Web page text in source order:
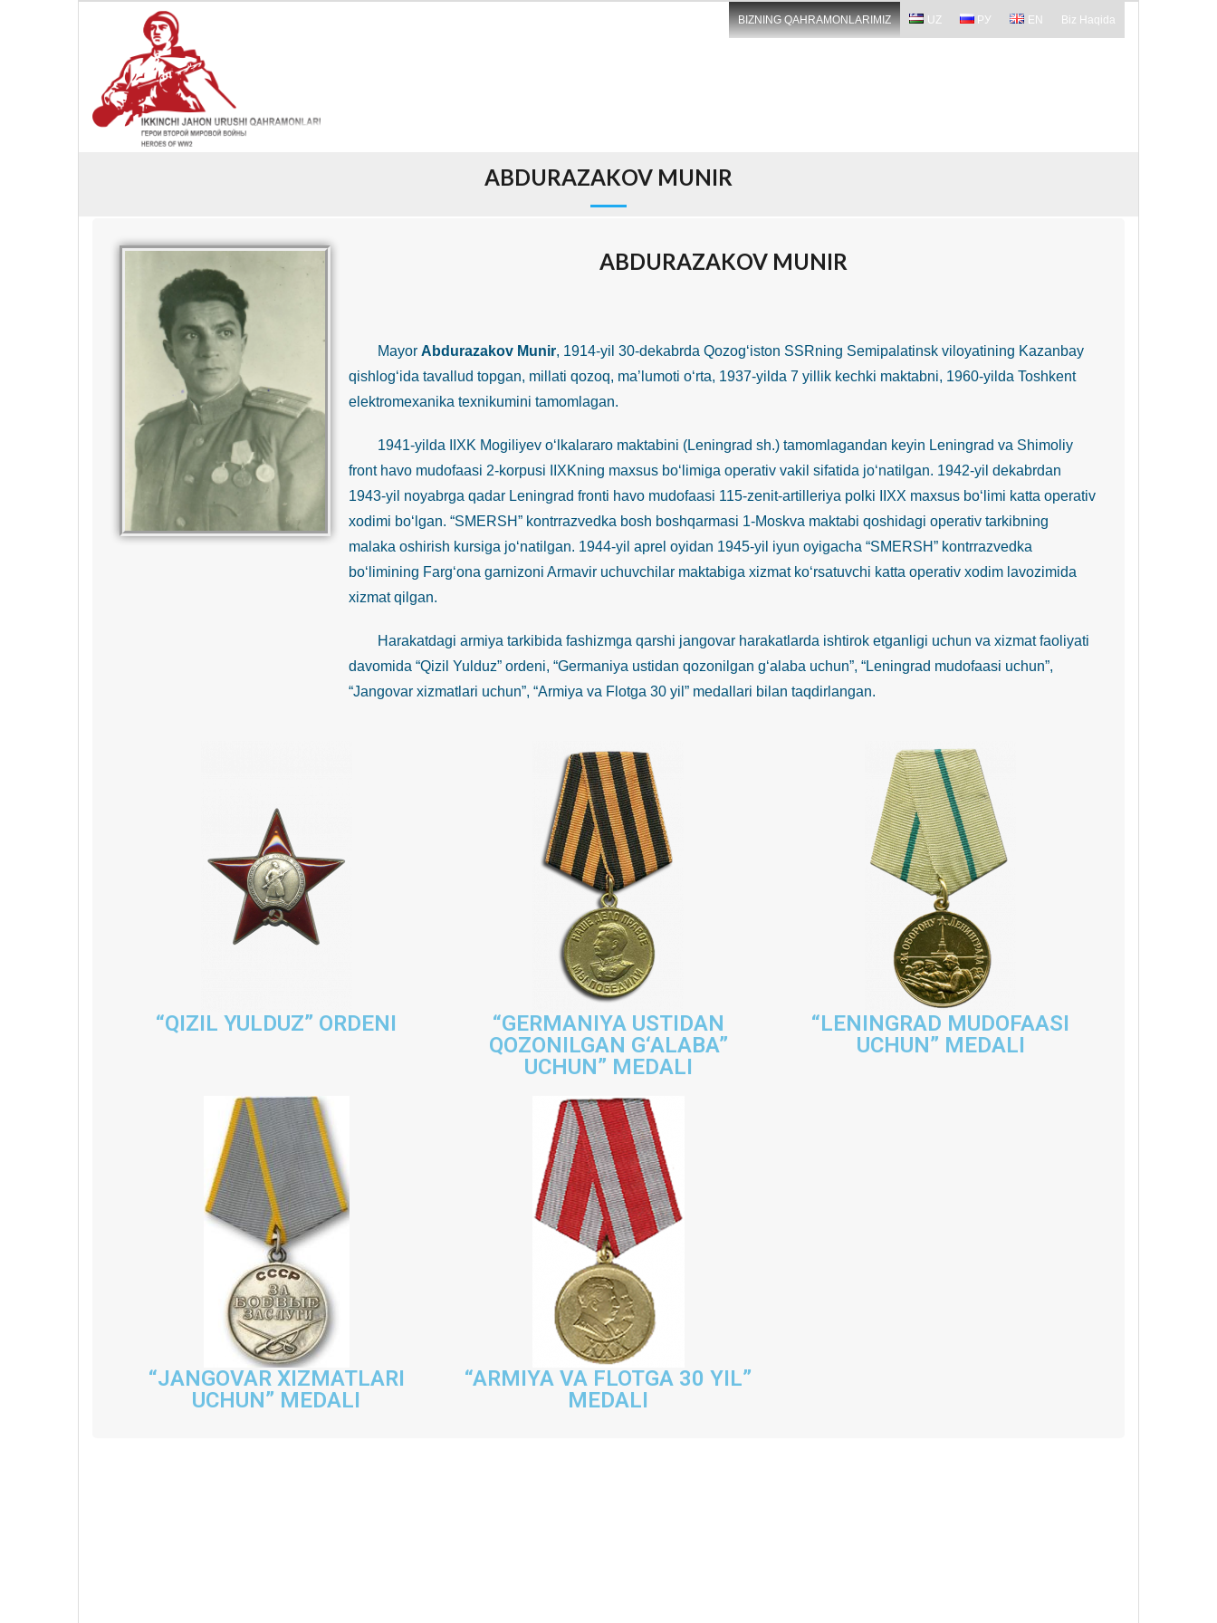
BIZNING QAHRAMONLARIMIZ UZ РУ EN Biz Haqida
ABDURAZAKOV MUNIR
ABDURAZAKOV MUNIR
Mayor Abdurazakov Munir, 1914-yil 30-dekabrda Qozog‘iston SSRning Semipalatinsk viloyatining Kazanbay
qishlog‘ida tavallud topgan, millati qozoq, ma’lumoti o‘rta, 1937-yilda 7 yillik kechki maktabni, 1960-yilda Toshkent
elektromexanika texnikumini tamomlagan.
1941-yilda IIXK Mogiliyev o‘lkalararo maktabini (Leningrad sh.) tamomlagandan keyin Leningrad va Shimoliy
front havo mudofaasi 2-korpusi IIXKning maxsus bo‘limiga operativ vakil sifatida jo‘natilgan. 1942-yil dekabrdan
1943-yil noyabrga qadar Leningrad fronti havo mudofaasi 115-zenit-artilleriya polki IIXX maxsus bo‘limi katta operativ
xodimi bo‘lgan. “SMERSH” kontrrazvedka bosh boshqarmasi 1-Moskva maktabi qoshidagi operativ tarkibning
malaka oshirish kursiga jo‘natilgan. 1944-yil aprel oyidan 1945-yil iyun oyigacha “SMERSH” kontrrazvedka
bo‘limining Farg‘ona garnizoni Armavir uchuvchilar maktabiga xizmat ko‘rsatuvchi katta operativ xodim lavozimida
xizmat qilgan.
Harakatdagi armiya tarkibida fashizmga qarshi jangovar harakatlarda ishtirok etganligi uchun va xizmat faoliyati
davomida “Qizil Yulduz” ordeni, “Germaniya ustidan qozonilgan g‘alaba uchun”, “Leningrad mudofaasi uchun”,
“Jangovar xizmatlari uchun”, “Armiya va Flotga 30 yil” medallari bilan taqdirlangan.
“QIZIL YULDUZ” ORDENI
“GERMANIYA USTIDAN
QOZONILGAN G‘ALABA”
UCHUN” MEDALI
“LENINGRAD MUDOFAASI
UCHUN” MEDALI
“JANGOVAR XIZMATLARI
UCHUN” MEDALI
“ARMIYA VA FLOTGA 30 YIL”
MEDALI